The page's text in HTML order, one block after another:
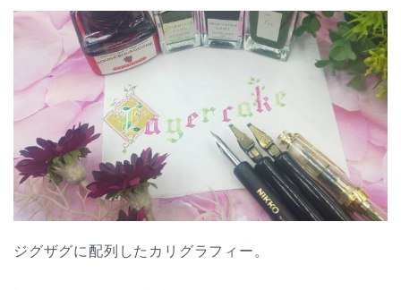
ジグザグに配列したカリグラフィー。